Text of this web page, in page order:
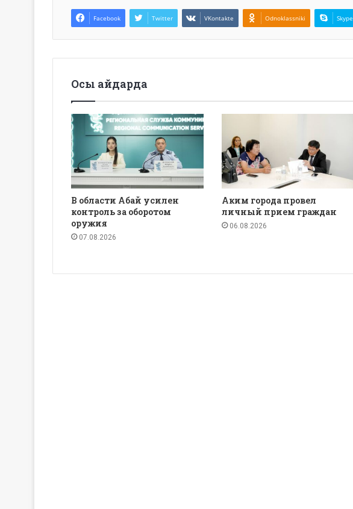
Facebook Twitter VKontakte Odnoklassniki Skype
Осы айдарда
В области Абай усилен
контроль за оборотом
оружия
07.08.2026
Аким города провел
личный прием граждан
06.08.2026